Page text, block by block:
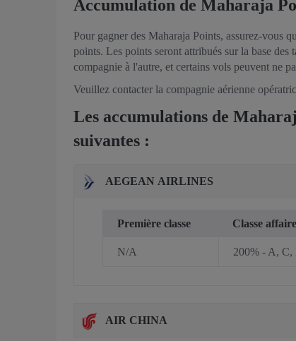
Accumulation de Maharaja
Pour gagner des Maharaja Points, assurez-vous
points. Les points seront attribués sur la base
compagnie à l'autre, et certains vols peuvent ne
Veuillez contacter la compagnie aérienne
Les accumulations de
suivantes :
AEGEAN AIRLINES
Première classe Classe
N/A 200% - A, C,
AIR CHINA